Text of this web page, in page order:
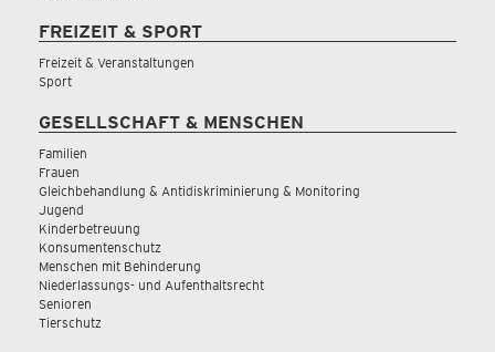
FREIZEIT & SPORT
Freizeit & Veranstaltungen
Sport
GESELLSCHAFT & MENSCHEN
Familien
Frauen
Gleichbehandlung & Antidiskriminierung & Monitoring
Jugend
Kinderbetreuung
Konsumentenschutz
Menschen mit Behinderung
Niederlassungs- und Aufenthaltsrecht
Senioren
Tierschutz